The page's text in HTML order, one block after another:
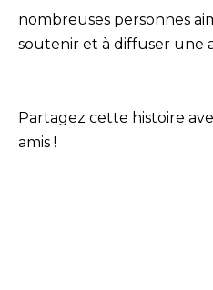
nombreuses personnes
soutenir et à diffuser une
Partagez cette histoire
amis !